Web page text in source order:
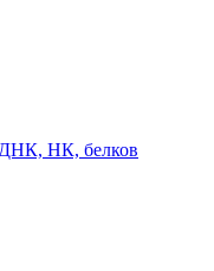
ДНК, НК, белков